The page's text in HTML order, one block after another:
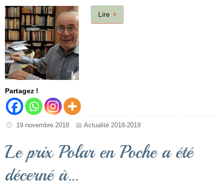
Lire
Partagez !
19 novembre 2018 Actualité 2018-2019
Le prix Polar en Poche a été
décerné à…